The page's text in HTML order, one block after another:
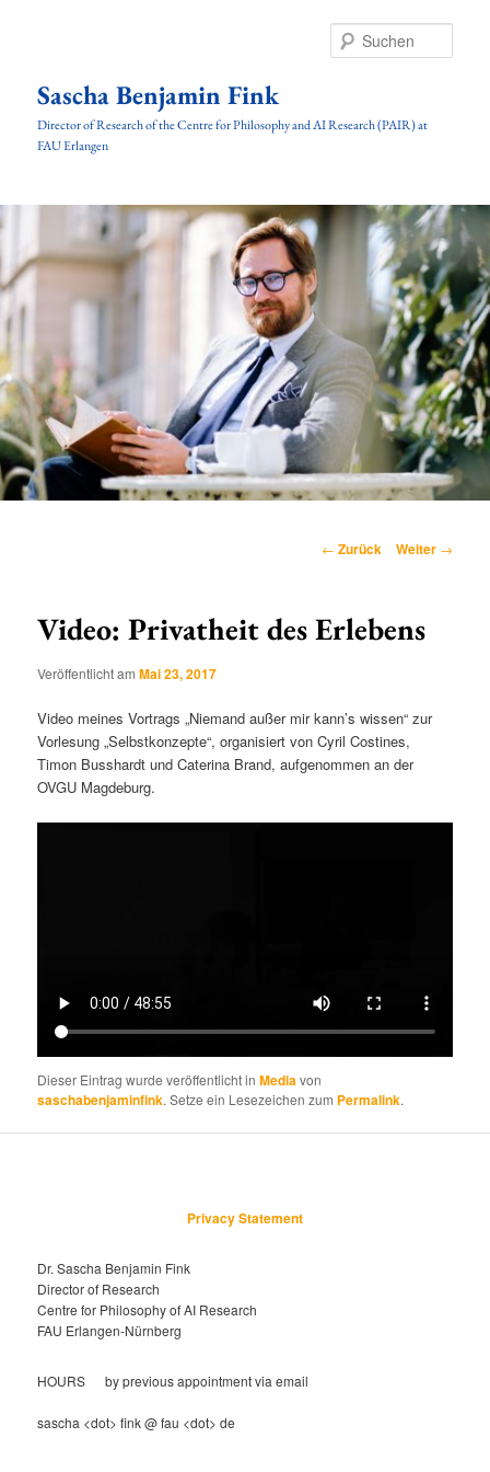
Sascha Benjamin Fink
Director of Research of the Centre for Philosophy and AI Research (PAIR) at
FAU Erlangen
Beitragsnavigation
← Zurück Weiter →
Video: Privatheit des Erlebens
Veröffentlicht amMai 23, 2017
Video meines Vortrags „Niemand außer mir kann’s wissen“ zur
Vorlesung „Selbstkonzepte“, organisiert von Cyril Costines,
Timon Busshardt und Caterina Brand, aufgenommen an der
OVGU Magdeburg.
Dieser Eintrag wurde veröffentlicht inMediavon
saschabenjaminfink. Setze ein Lesezeichen zum Permalink.
Privacy Statement
Dr. Sascha Benjamin Fink
Director of Research
Centre for Philosophy of AI Research
FAU Erlangen-Nürnberg
HOURS by previous appointment via email
sascha <dot> fink @ fau <dot> de